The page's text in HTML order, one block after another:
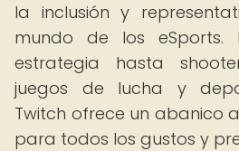
la inclusión y
mundo de los eSports.
estrategia hasta
juegos de lucha y
Twitch ofrece un abanico
para todos los gustos y